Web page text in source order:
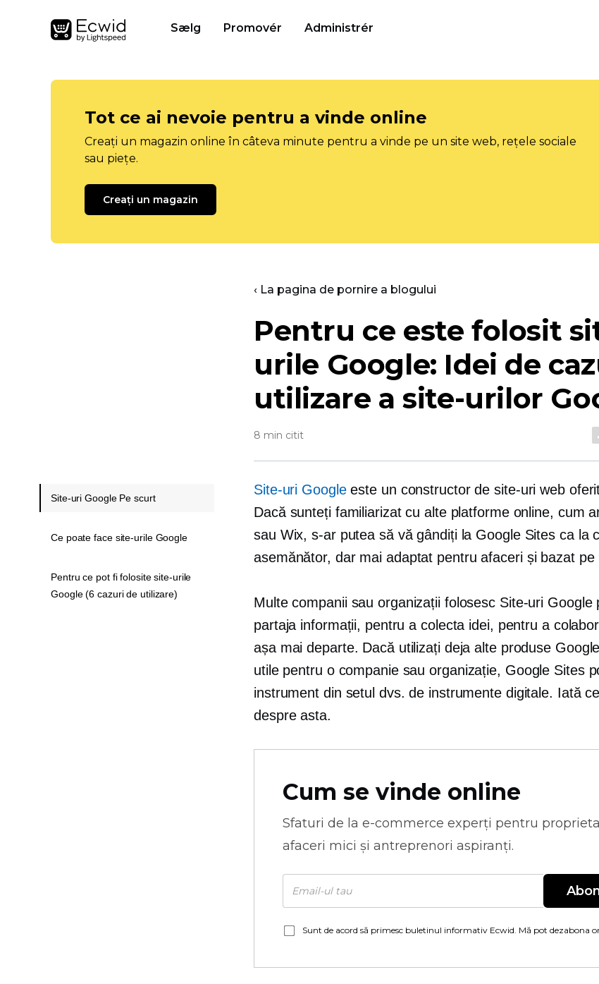
Sælg Promovér Administrér
Tot ce ai nevoie pentru a vinde online
Creați un magazin online în câteva minute pentru a vinde pe un site web, rețele sociale
sau piețe.
Creați un magazin
‹ La pagina de pornire a blogului
Pentru ce este folosit
urile Google: Idei de
utilizare a site-urilor
8 min citit
Site-uri Googleeste un constructor de site-uri web
Dacă sunteți familiarizat cu alte platforme online, cum
sau Wix, s-ar putea să vă gândiți la Google Sites ca la
asemănător, dar mai adaptat pentru afaceri și bazat pe
Multe companii sau organizații folosesc Site-uri Google
partaja informații, pentru a colecta idei, pentru a
așa mai departe. Dacă utilizați deja alte produse
utile pentru o companie sau organizație, Google Sites
instrument din setul dvs. de instrumente digitale. Iată
despre asta.
Cum se vinde online
Sfaturi de la e-commerce experți pentru
afaceri mici și antreprenori aspiranți.
Sunt de acord să primesc buletinul informativ Ecwid. Mă pot dezabona
Site-uri Google Pe scurt
Ce poate face site-urile Google
Pentru ce pot fi folosite site-urile
Google (6 cazuri de utilizare)